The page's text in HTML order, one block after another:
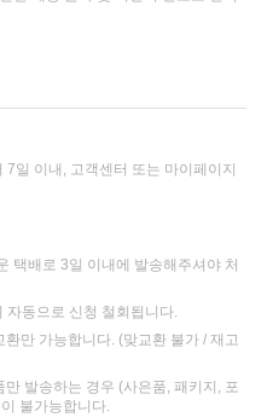
일 이내, 고객센터 또는 마이페이지
택배로 3일 이내에 발송해주셔야 처
자동으로 신청 철회됩니다.
만 가능합니다. (맞교환 불가 / 재고
발송하는 경우 (사은품, 패키지, 포
불가능합니다.